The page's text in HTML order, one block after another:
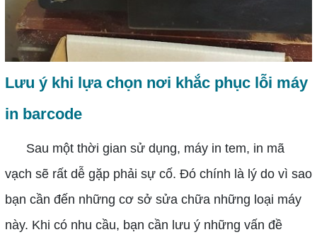
Lưu ý khi lựa chọn nơi khắc phục lỗi máy
in barcode
Sau một thời gian sử dụng, máy in tem, in mã
vạch sẽ rất dễ gặp phải sự cố. Đó chính là lý do vì sao
bạn cần đến những cơ sở sửa chữa những loại máy
này. Khi có nhu cầu, bạn cần lưu ý những vấn đề